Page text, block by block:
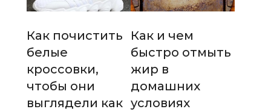
Как почистить
белые
кроссовки,
чтобы они
выглядели как
Как и чем
быстро отмыть
жир в
домашних
условиях